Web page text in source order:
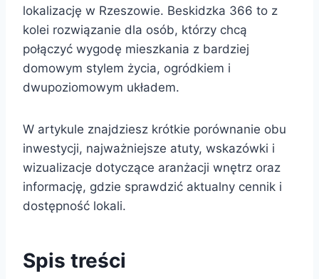
lokalizację w Rzeszowie. Beskidzka 366 to z
kolei rozwiązanie dla osób, którzy chcą
połączyć wygodę mieszkania z bardziej
domowym stylem życia, ogródkiem i
dwupoziomowym układem.
W artykule znajdziesz krótkie porównanie obu
inwestycji, najważniejsze atuty, wskazówki i
wizualizacje dotyczące aranżacji wnętrz oraz
informację, gdzie sprawdzić aktualny cennik i
dostępność lokali.
Spis treści